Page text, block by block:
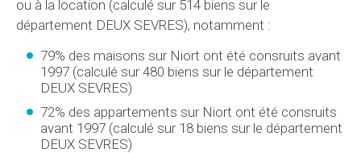
ou à la location (calculé sur 514 biens sur le
département DEUX SEVRES), notamment :
79% des maisons sur Niort ont été consruits avant
1997 (calculé sur 480 biens sur le département
DEUX SEVRES)
72% des appartements sur Niort ont été consruits
avant 1997 (calculé sur 18 biens sur le département
DEUX SEVRES)